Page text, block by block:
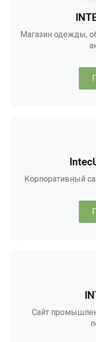
Магазин одежды,
Корпоративный
Сайт